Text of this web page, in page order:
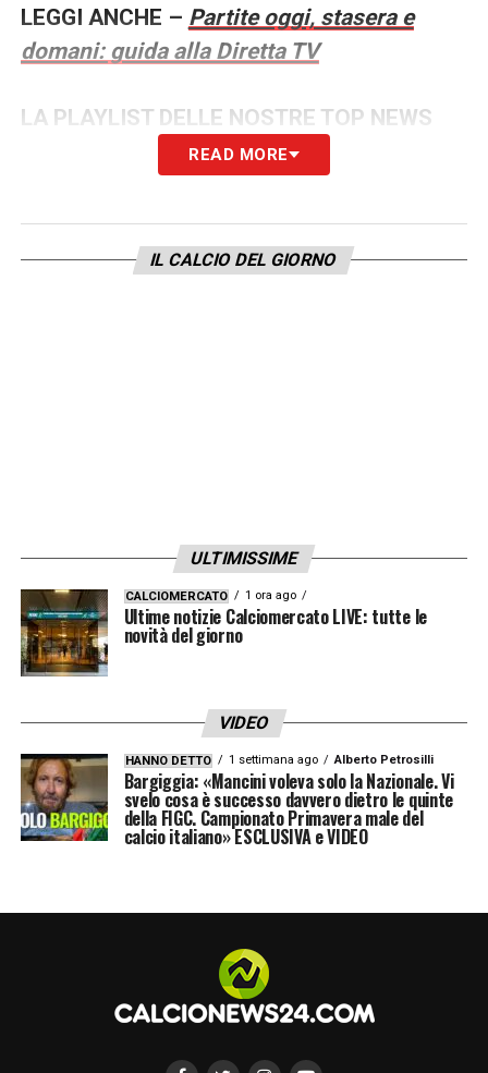
LEGGI ANCHE – Partite oggi, stasera e
domani: guida alla Diretta TV
LA PLAYLIST DELLE NOSTRE TOP NEWS
READ MORE
IL CALCIO DEL GIORNO
ULTIMISSIME
CALCIOMERCATO 1 ora ago
Ultime notizie Calciomercato LIVE: tutte le
novità del giorno
VIDEO
HANNO DETTO 1 settimana ago Alberto Petrosilli
Bargiggia: «Mancini voleva solo la Nazionale. Vi
svelo cosa è successo davvero dietro le quinte
della FIGC. Campionato Primavera male del
calcio italiano» ESCLUSIVA e VIDEO